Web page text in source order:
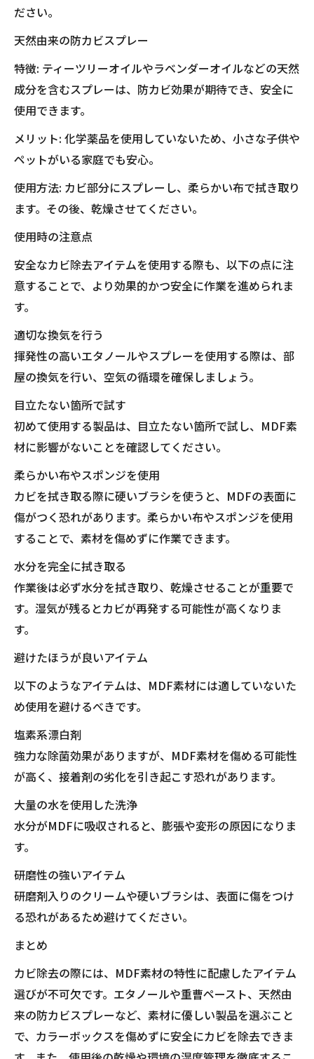
ださい。
天然由来の防カビスプレー
特徴: ティーツリーオイルやラベンダーオイルなどの天然
成分を含むスプレーは、防カビ効果が期待でき、安全に
使用できます。
メリット: 化学薬品を使用していないため、小さな子供や
ペットがいる家庭でも安心。
使用方法: カビ部分にスプレーし、柔らかい布で拭き取り
ます。その後、乾燥させてください。
使用時の注意点
安全なカビ除去アイテムを使用する際も、以下の点に注
意することで、より効果的かつ安全に作業を進められま
す。
適切な換気を行う
揮発性の高いエタノールやスプレーを使用する際は、部
屋の換気を行い、空気の循環を確保しましょう。
目立たない箇所で試す
初めて使用する製品は、目立たない箇所で試し、MDF素
材に影響がないことを確認してください。
柔らかい布やスポンジを使用
カビを拭き取る際に硬いブラシを使うと、MDFの表面に
傷がつく恐れがあります。柔らかい布やスポンジを使用
することで、素材を傷めずに作業できます。
水分を完全に拭き取る
作業後は必ず水分を拭き取り、乾燥させることが重要で
す。湿気が残るとカビが再発する可能性が高くなりま
す。
避けたほうが良いアイテム
以下のようなアイテムは、MDF素材には適していないた
め使用を避けるべきです。
塩素系漂白剤
強力な除菌効果がありますが、MDF素材を傷める可能性
が高く、接着剤の劣化を引き起こす恐れがあります。
大量の水を使用した洗浄
水分がMDFに吸収されると、膨張や変形の原因になりま
す。
研磨性の強いアイテム
研磨剤入りのクリームや硬いブラシは、表面に傷をつけ
る恐れがあるため避けてください。
まとめ
カビ除去の際には、MDF素材の特性に配慮したアイテム
選びが不可欠です。エタノールや重曹ペースト、天然由
来の防カビスプレーなど、素材に優しい製品を選ぶこと
で、カラーボックスを傷めずに安全にカビを除去できま